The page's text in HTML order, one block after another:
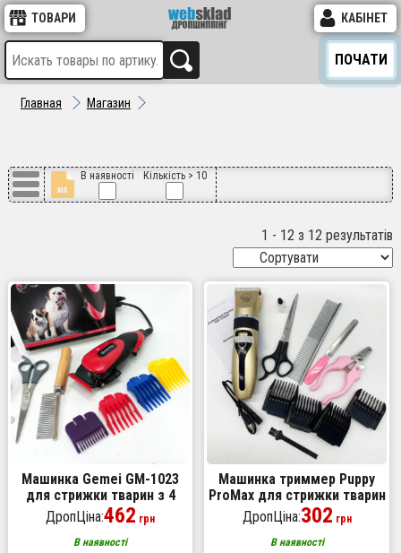
ТОВАРИ КАБІНЕТ
ПОЧАТИ
Главная Магазин
В наявності Кількість > 10
1 - 12 з 12 результатів
Машинка Gemei GM-1023
для стрижки тварин з 4
насадками для будь-якого
типу вовни + ножиці та
гребінець
ДропЦіна:462 грн
В наявності
Машинка триммер Puppy
ProMax для стрижки тварин
собак котів на акумуляторі
з набором насадок
ДропЦіна:302 грн
В наявності